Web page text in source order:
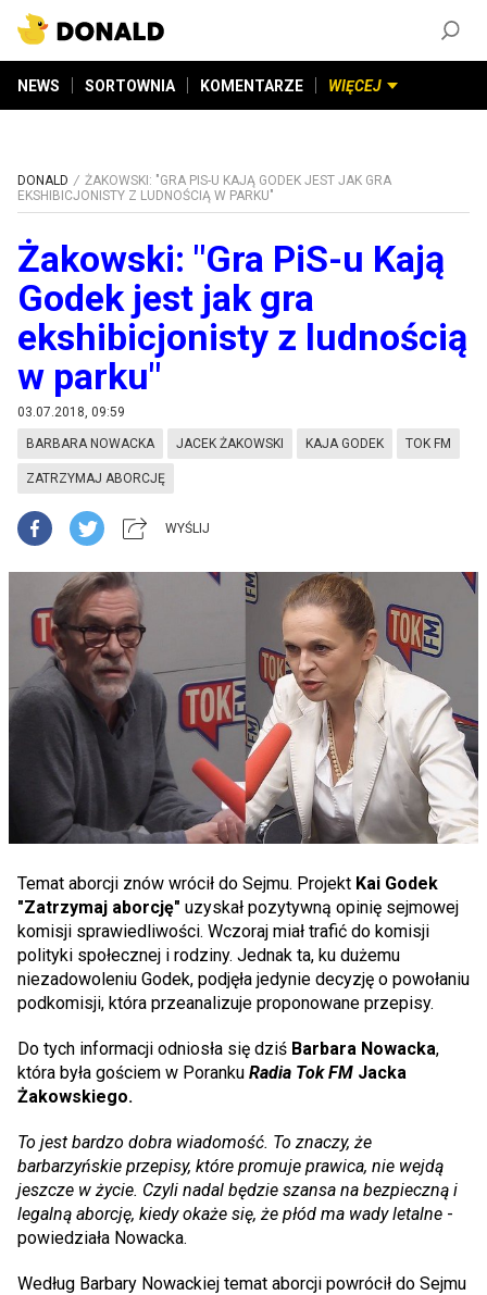
NEWS SORTOWNIA KOMENTARZE WIĘCEJ
DONALD
ŻAKOWSKI: "GRA PIS-U KAJĄ GODEK JEST JAK GRA
EKSHIBICJONISTY Z LUDNOŚCIĄ W PARKU"
Żakowski: "Gra PiS-u Kają
Godek jest jak gra
ekshibicjonisty z ludnością
w parku"
03.07.2018, 09:59
BARBARA NOWACKA JACEK ŻAKOWSKI KAJA GODEK TOK FM
ZATRZYMAJ ABORCJĘ
WYŚLIJ
Temat aborcji znów wrócił do Sejmu. Projekt Kai Godek
"Zatrzymaj aborcję" uzyskał pozytywną opinię sejmowej
komisji sprawiedliwości. Wczoraj miał trafić do komisji
polityki społecznej i rodziny. Jednak ta, ku dużemu
niezadowoleniu Godek, podjęła jedynie decyzję o powołaniu
podkomisji, która przeanalizuje proponowane przepisy.
Do tych informacji odniosła się dziś Barbara Nowacka,
która była gościem w Poranku Radia Tok FM Jacka
Żakowskiego.
To jest bardzo dobra wiadomość. To znaczy, że
barbarzyńskie przepisy, które promuje prawica, nie wejdą
jeszcze w życie. Czyli nadal będzie szansa na bezpieczną i
legalną aborcję, kiedy okaże się, że płód ma wady letalne -
powiedziała Nowacka.
Według Barbary Nowackiej temat aborcji powrócił do Sejmu